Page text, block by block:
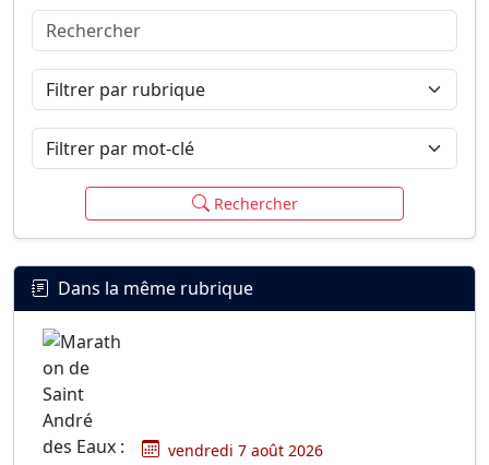
Connexion
Rechercher
Filtrer par rubrique
Filtrer par mot-clé
Rechercher
Dans la même rubrique
vendredi 7 août 2026